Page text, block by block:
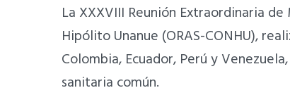
La XXXVIII Reunión Extraordinaria
Hipólito Unanue (ORAS-CONHU),
Colombia, Ecuador, Perú y
sanitaria común.